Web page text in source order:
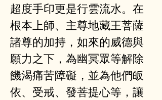
超度手印更是行雲流水。在
根本上師、主尊地藏王菩薩
諸尊的加持，如來的威德與
願力之下，為幽冥眾等解除
饑渴痛苦障礙，並為他們皈
依、受戒、發菩提心等，讓